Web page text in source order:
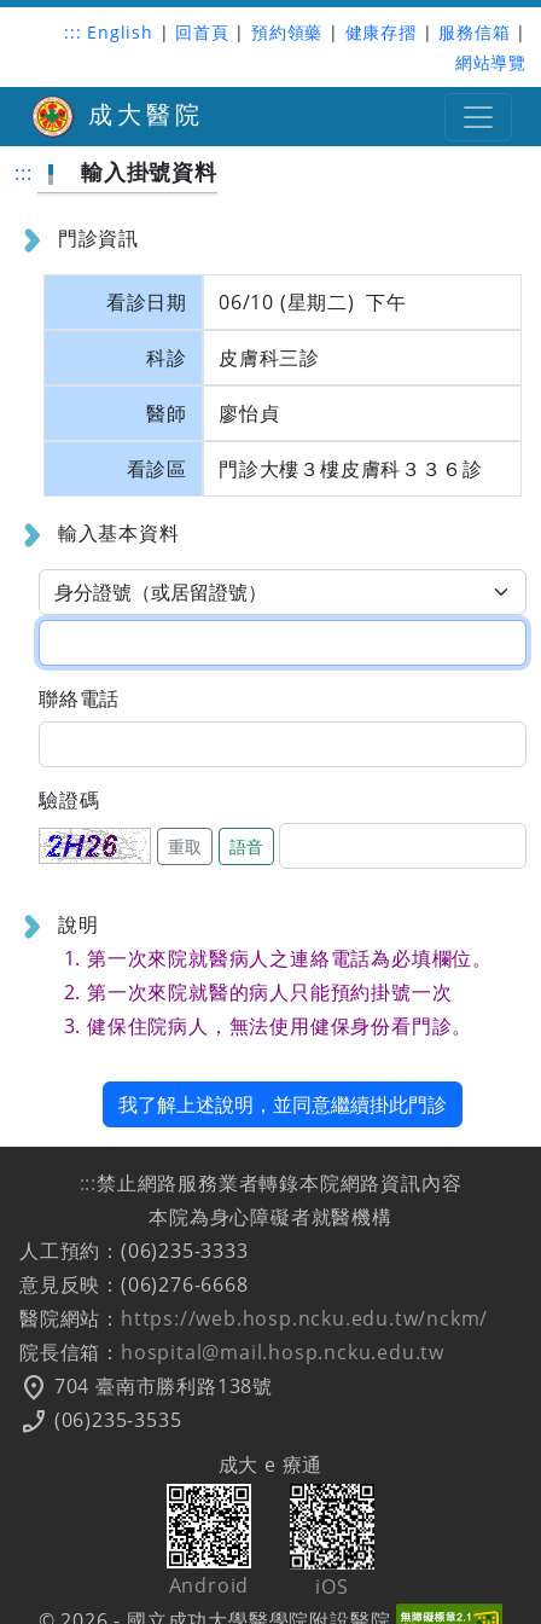
::: English | 回首頁 | 預約領藥 | 健康存摺 | 服務信箱 |
網站導覽
成大醫院
::: 輸入掛號資料
門診資訊
看診日期 06/10 (星期二) 下午
科診 皮膚科三診
醫師 廖怡貞
看診區 門診大樓３樓皮膚科３３６診
輸入基本資料
聯絡電話
驗證碼
重取 語音
說明
第一次來院就醫病人之連絡電話為必填欄位。
第一次來院就醫的病人只能預約掛號一次
健保住院病人，無法使用健保身份看門診。
我了解上述說明，並同意繼續掛此門診
:::禁止網路服務業者轉錄本院網路資訊內容
本院為身心障礙者就醫機構
人工預約：(06)235-3333
意見反映：(06)276-6668
醫院網站： https://web.hosp.ncku.edu.tw/nckm/
院長信箱： hospital@mail.hosp.ncku.edu.tw
location_on 704 臺南市勝利路138號
phone_enabled (06)235-3535
成大 e 療通
Android
iOS